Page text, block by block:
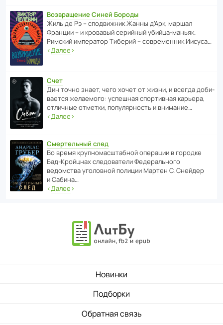
Возвращение Синей Бороды
Жиль де Рэ – спод­ви­жник Жанны д’Арк, маршал
Франции – и кровавый серийный убийца-маньяк.
Римский импе­ратор Тиберий – совре­менник Иисуса…
‹Далее›
Счет
Дин точно знает, чего хочет от жизни, и всегда доби­
ва­ется жела­е­мого: успе­шная спор­ти­вная карьера,
отли­чные отметки, попу­ля­р­ность и внимание…
‹Далее›
Смертельный след
Во время круп­но­мас­ш­та­бной операции в городке
Бад‑Крой­цнах следо­ва­тели Феде­раль­ного
ведомства уголо­вной полиции Мартен С. Снейдер
и Сабина…
‹Далее›
Новинки
Подборки
Обратная связь